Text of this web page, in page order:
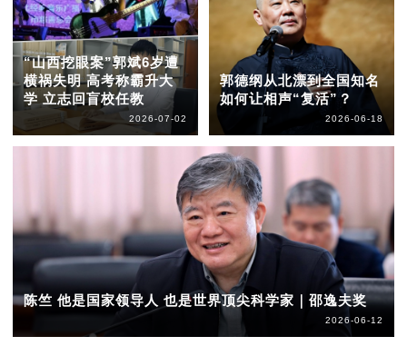
“山西挖眼案”郭斌6岁遭
横祸失明 高考称霸升大
学 立志回盲校任教
2026-07-02
郭德纲从北漂到全国知名
如何让相声“复活”？
2026-06-18
陈竺 他是国家领导人 也是世界顶尖科学家｜邵逸夫奖
2026-06-12